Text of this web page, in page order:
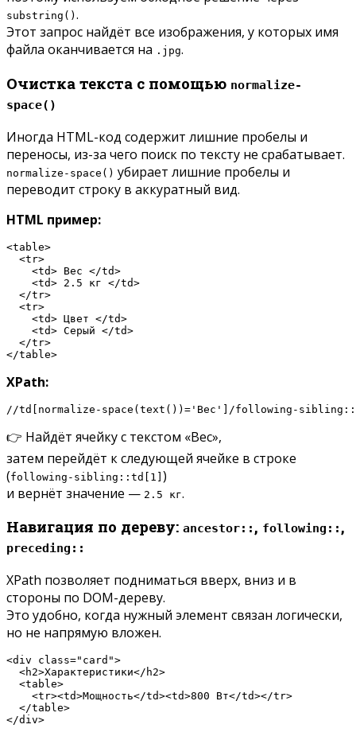
substring() .
Этот запрос найдёт все изображения, у которых имя
файла оканчивается на .jpg.
Очистка текста с помощью normalize-
space()
Иногда HTML-код содержит лишние пробелы и
переносы, из-за чего поиск по тексту не срабатывает.
normalize-space() убирает лишние пробелы и
переводит строку в аккуратный вид.
HTML пример:
<table>
  <tr>
    <td> Вес </td>
    <td> 2.5 кг </td>
  </tr>
  <tr>
    <td> Цвет </td>
    <td> Серый </td>
  </tr>
</table>
XPath:
//td[normalize-space(text())='Вес']/following-
👉 Найдёт ячейку с текстом «Вес»,
затем перейдёт к следующей ячейке в строке
(following-sibling::td[1] )
и вернёт значение — 2.5 кг.
Навигация по дереву: ancestor:: , following:: ,
preceding::
XPath позволяет подниматься вверх, вниз и в
стороны по DOM-дереву.
Это удобно, когда нужный элемент связан логически,
но не напрямую вложен.
<div class="card">
  <h2>Характеристики</h2>
  <table>
    <tr><td>Мощность</td><td>800 Вт</td></tr>
  </table>
</div>